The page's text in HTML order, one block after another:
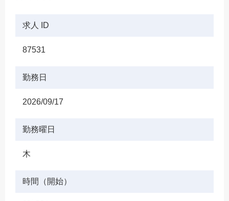
求人 ID
87531
勤務日
2026/09/17
勤務曜日
木
時間（開始）